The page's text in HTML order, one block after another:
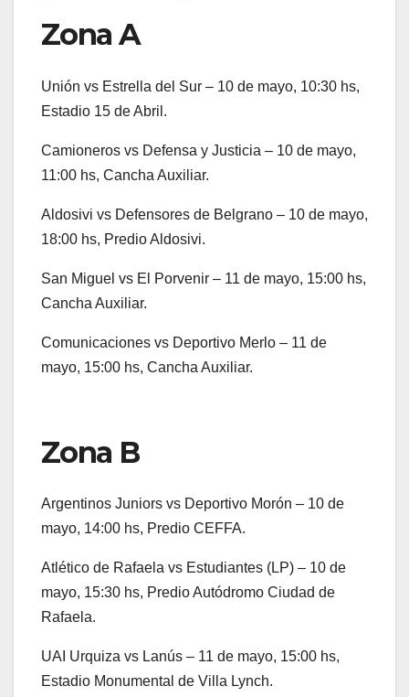
Zona A
Unión vs Estrella del Sur – 10 de mayo, 10:30 hs,
Estadio 15 de Abril.
Camioneros vs Defensa y Justicia – 10 de mayo,
11:00 hs, Cancha Auxiliar.
Aldosivi vs Defensores de Belgrano – 10 de mayo,
18:00 hs, Predio Aldosivi.
San Miguel vs El Porvenir – 11 de mayo, 15:00 hs,
Cancha Auxiliar.
Comunicaciones vs Deportivo Merlo – 11 de
mayo, 15:00 hs, Cancha Auxiliar.
Zona B
Argentinos Juniors vs Deportivo Morón – 10 de
mayo, 14:00 hs, Predio CEFFA.
Atlético de Rafaela vs Estudiantes (LP) – 10 de
mayo, 15:30 hs, Predio Autódromo Ciudad de
Rafaela.
UAI Urquiza vs Lanús – 11 de mayo, 15:00 hs,
Estadio Monumental de Villa Lynch.